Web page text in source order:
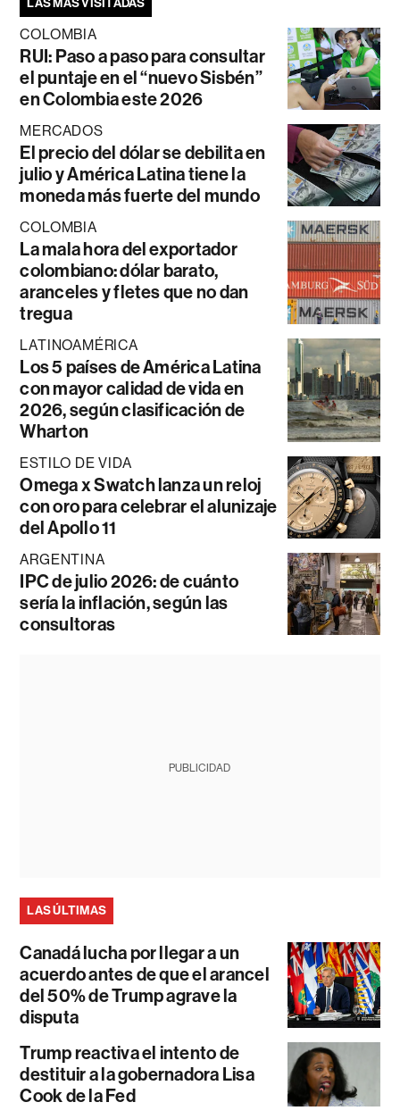
COLOMBIA
RUI: Paso a paso para consultar
el puntaje en el “nuevo Sisbén”
en Colombia este 2026
MERCADOS
El precio del dólar se debilita en
julio y América Latina tiene la
moneda más fuerte del mundo
COLOMBIA
La mala hora del exportador
colombiano: dólar barato,
aranceles y fletes que no dan
tregua
LATINOAMÉRICA
Los 5 países de América Latina
con mayor calidad de vida en
2026, según clasificación de
Wharton
ESTILO DE VIDA
Omega x Swatch lanza un reloj
con oro para celebrar el alunizaje
del Apollo 11
ARGENTINA
IPC de julio 2026: de cuánto
sería la inflación, según las
consultoras
PUBLICIDAD
LAS ÚLTIMAS
Canadá lucha por llegar a un
acuerdo antes de que el arancel
del 50% de Trump agrave la
disputa
Trump reactiva el intento de
destituir a la gobernadora Lisa
Cook de la Fed